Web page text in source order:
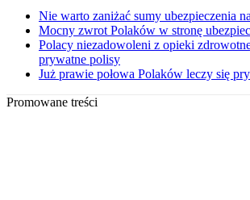
Nie warto zaniżać sumy ubezpieczenia
Mocny zwrot Polaków w stronę
Polacy niezadowoleni z opieki
prywatne polisy
Już prawie połowa Polaków leczy się
Promowane treści